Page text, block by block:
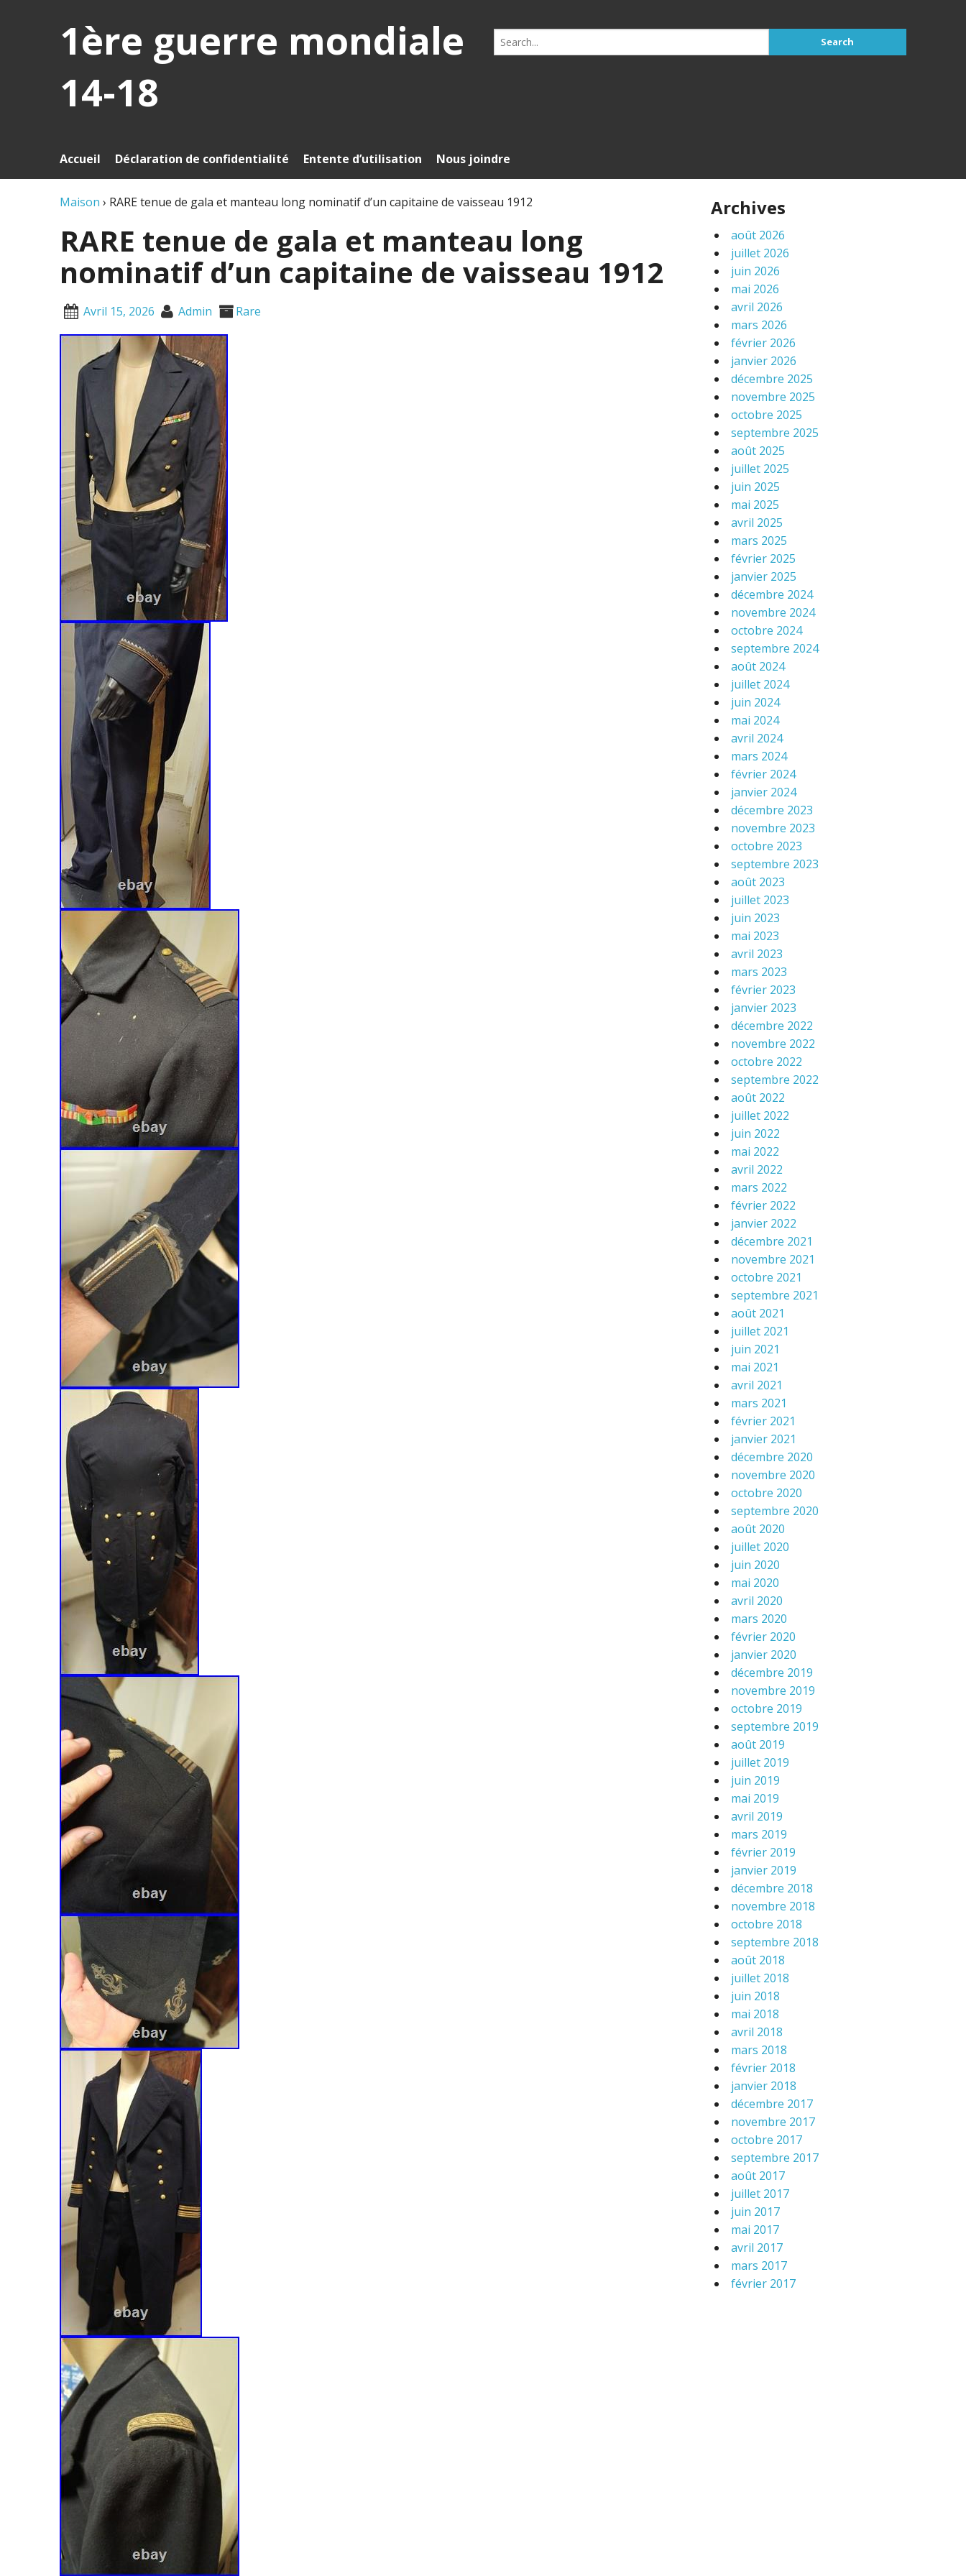
1ère guerre mondiale
14-18
Search
for:
Accueil Déclaration de confidentialité Entente d’utilisation Nous joindre
Maison › RARE tenue de gala et manteau long nominatif d’un capitaine de vaisseau 1912
RARE tenue de gala et manteau long
nominatif d’un capitaine de vaisseau 1912
Avril 15, 2026 Admin Rare
Archives
août 2026
juillet 2026
juin 2026
mai 2026
avril 2026
mars 2026
février 2026
janvier 2026
décembre 2025
novembre 2025
octobre 2025
septembre 2025
août 2025
juillet 2025
juin 2025
mai 2025
avril 2025
mars 2025
février 2025
janvier 2025
décembre 2024
novembre 2024
octobre 2024
septembre 2024
août 2024
juillet 2024
juin 2024
mai 2024
avril 2024
mars 2024
février 2024
janvier 2024
décembre 2023
novembre 2023
octobre 2023
septembre 2023
août 2023
juillet 2023
juin 2023
mai 2023
avril 2023
mars 2023
février 2023
janvier 2023
décembre 2022
novembre 2022
octobre 2022
septembre 2022
août 2022
juillet 2022
juin 2022
mai 2022
avril 2022
mars 2022
février 2022
janvier 2022
décembre 2021
novembre 2021
octobre 2021
septembre 2021
août 2021
juillet 2021
juin 2021
mai 2021
avril 2021
mars 2021
février 2021
janvier 2021
décembre 2020
novembre 2020
octobre 2020
septembre 2020
août 2020
juillet 2020
juin 2020
mai 2020
avril 2020
mars 2020
février 2020
janvier 2020
décembre 2019
novembre 2019
octobre 2019
septembre 2019
août 2019
juillet 2019
juin 2019
mai 2019
avril 2019
mars 2019
février 2019
janvier 2019
décembre 2018
novembre 2018
octobre 2018
septembre 2018
août 2018
juillet 2018
juin 2018
mai 2018
avril 2018
mars 2018
février 2018
janvier 2018
décembre 2017
novembre 2017
octobre 2017
septembre 2017
août 2017
juillet 2017
juin 2017
mai 2017
avril 2017
mars 2017
février 2017